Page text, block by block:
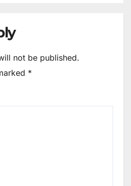
not be published.
*